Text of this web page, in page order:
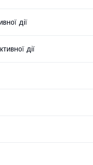
дії
дії